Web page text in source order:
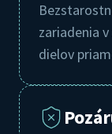
zariadenia
dielov